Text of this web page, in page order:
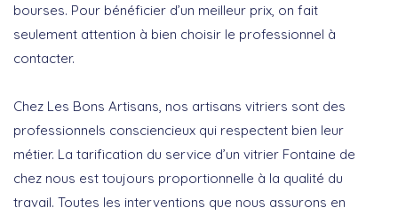
bourses. Pour bénéficier d’un meilleur prix, on fait
seulement attention à bien choisir le professionnel à
contacter.
Chez Les Bons Artisans, nos artisans vitriers sont des
professionnels consciencieux qui respectent bien leur
métier. La tarification du service d’un vitrier Fontaine de
chez nous est toujours proportionnelle à la qualité du
travail. Toutes les interventions que nous assurons en